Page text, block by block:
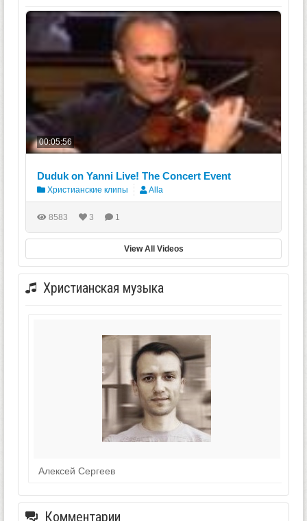
00:05:56
Duduk on Yanni Live! The Concert Event
Христианские клипы Alla
8583 3 1
View All Videos
Христианская музыка
Алексей Сергеев
Комментарии